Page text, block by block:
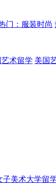
门：服装时尚
术留学 美国
子美术大学留